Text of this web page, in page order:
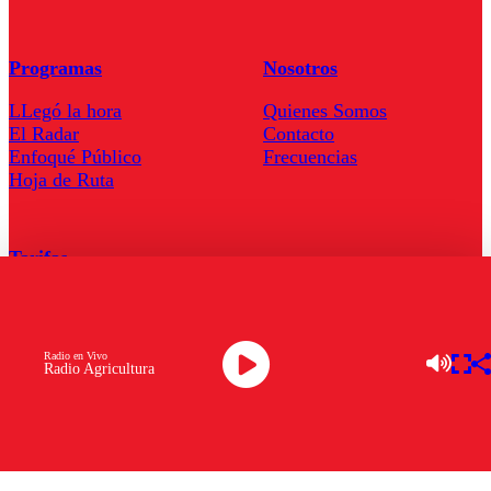
Radio Agricultura
Radio en Vivo
Programas
LLegó la hora
El Radar
Enfoqué Público
Hoja de Ruta
Nosotros
Quienes Somos
Contacto
Frecuencias
Tarifas
Descarga la APP